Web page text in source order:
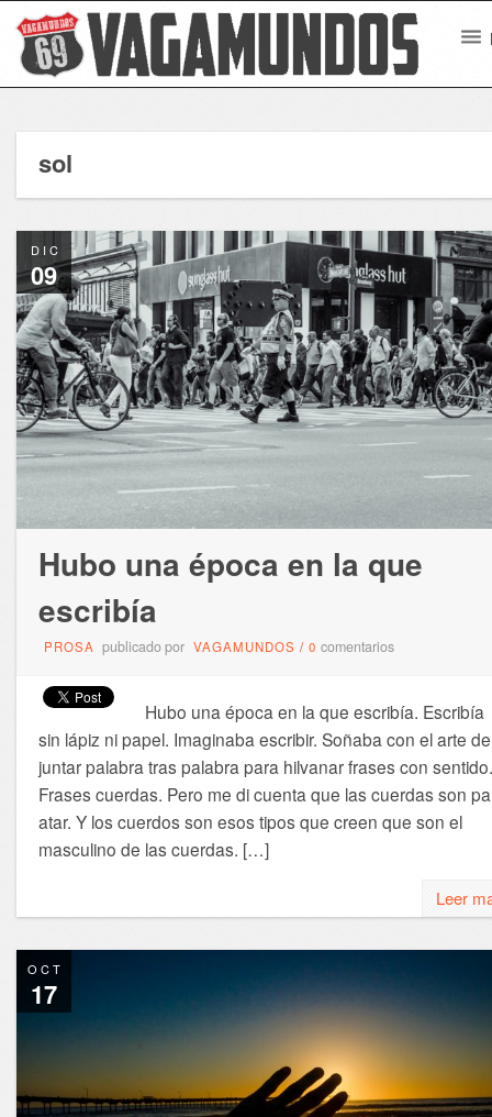
sol
DIC
09
Hubo una época en la que
escribía
PROSA publicado por VAGAMUNDOS / 0 comentarios
Hubo una época en la que escribía. Escribía
sin lápiz ni papel. Imaginaba escribir. Soñaba con el arte de
juntar palabra tras palabra para hilvanar frases con sentido.
Frases cuerdas. Pero me di cuenta que las cuerdas son
atar. Y los cuerdos son esos tipos que creen que son el
masculino de las cuerdas. […]
Leer
OCT
17